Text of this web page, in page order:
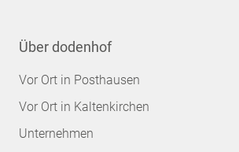
Über dodenhof
Vor Ort in Posthausen
Vor Ort in Kaltenkirchen
Unternehmen